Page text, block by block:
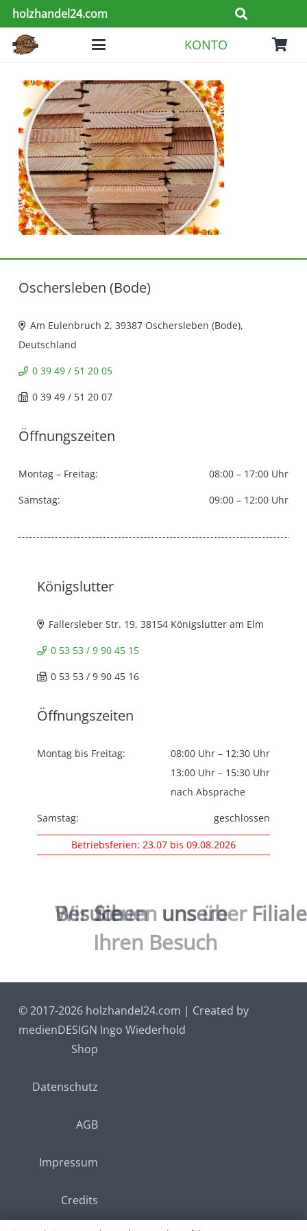
holzhandel24.com
KONTO
Oschersleben (Bode)
Am Eulenbruch 2, 39387 Oschersleben (Bode),
Deutschland
0 39 49 / 51 20 05
0 39 49 / 51 20 07
Öffnungszeiten
Montag – Freitag:
08:00 – 17:00 Uhr
Samstag:
09:00 – 12:00 Uhr
Königslutter
Fallersleber Str. 19, 38154 Königslutter am Elm
0 53 53 / 9 90 45 15
0 53 53 / 9 90 45 16
Öffnungszeiten
Montag bis Freitag:
08:00 Uhr – 12:30 Uhr
13:00 Uhr – 15:30 Uhr
nach Absprache
Samstag:
geschlossen
Betriebsferien: 23.07 bis 09.08.2026
Wir
Besuchen
freuen
Sie uns
unsere
über Filiale
Ihren Besuch
© 2017-2026 holzhandel24.com | Created by
medienDESIGN Ingo Wiederhold
Shop
Datenschutz
AGB
Impressum
Credits